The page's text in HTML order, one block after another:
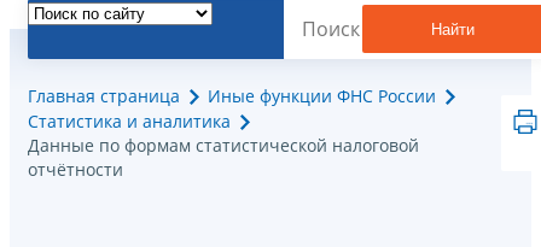
Найти
Главная страница
Иные функции ФНС России
Статистика и аналитика
Данные по формам статистической налоговой
отчётности